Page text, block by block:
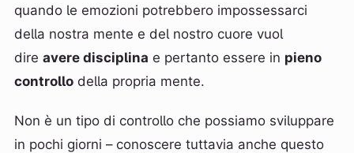
quando le emozioni potrebbero impossessarci
della nostra mente e del nostro cuore vuol
dire avere disciplina e pertanto essere in pieno
controllo della propria mente.
Non è un tipo di controllo che possiamo sviluppare
in pochi giorni – conoscere tuttavia anche questo